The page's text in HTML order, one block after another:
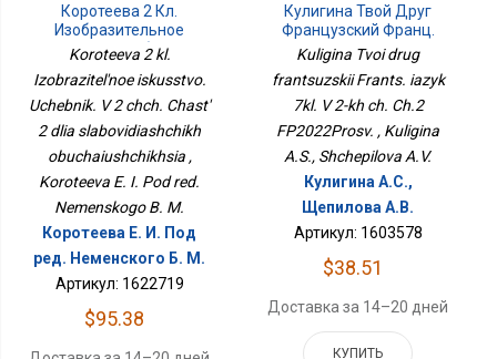
Коротеева 2 Кл.
Изобразительное
Искусство. Учебник. В 2
Слабовидящих
Обучающихся
Koroteeva 2 kl.
Izobrazitel'noe iskusstvo.
Uchebnik. V 2 chch. Chast'
2 dlia slabovidiashchikh
obuchaiushchikhsia ,
Koroteeva E. I. Pod red.
Nemenskogo B. M.
Коротеева Е. И. Под
ред. Неменского Б. М.
Артикул: 1622719
$95.38
Кулигина Твой Друг
Французский Франц.
Язык 7кл. В 2-Х Ч. Ч.2
ФП2022Просв.
Kuligina Tvoi drug
frantsuzskii Frants. iazyk
7kl. V 2-kh ch. Ch.2
FP2022Prosv. , Kuligina
A.S., Shchepilova A.V.
Кулигина А.С.,
Щепилова А.В.
Артикул: 1603578
$38.51
Доставка за 14–20 дней
КУПИТЬ